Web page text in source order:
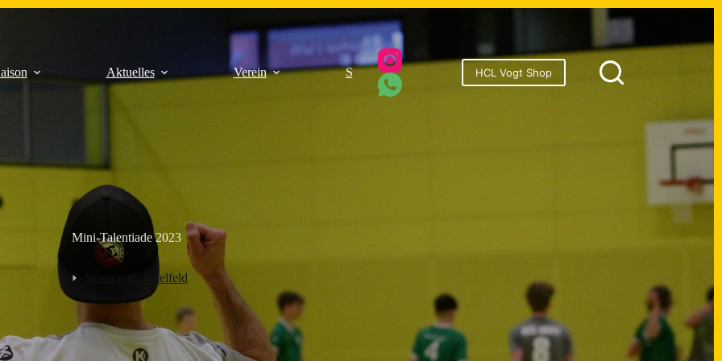
Aktuelles Verein Sponsoren HCL Vogt Shop
Mini-Talentiade 2023
News vom Spielfeld